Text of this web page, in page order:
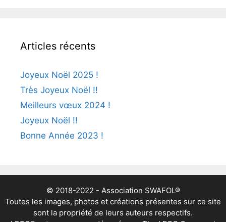
Articles récents
Joyeux Noël 2025 !
Très Joyeux Noël !!
Meilleurs vœux 2024 !
Joyeux Noël !!
Bonne Année 2023 !
© 2018-2022 - Association SWAFOL®
Toutes les images, photos et créations présentes sur ce site
sont la propriété de leurs auteurs respectifs.